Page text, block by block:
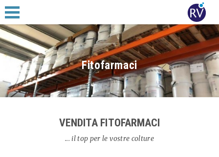
Fitofarmaci
VENDITA FITOFARMACI
... il top per le vostre colture